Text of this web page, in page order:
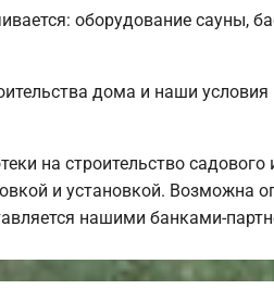
оборудование сауны,
дома и наши
на строительство
и установкой. Возможна
нашими банками-